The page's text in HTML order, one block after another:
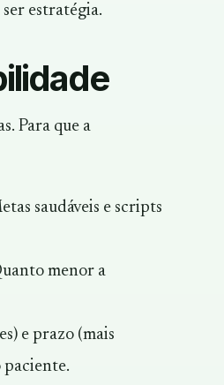
estratégia.
Para que a
saudáveis e scripts
menor a
e prazo (mais
paciente.